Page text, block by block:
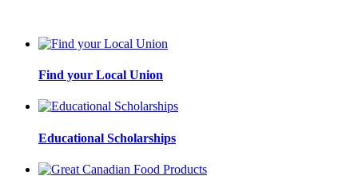
Find your Local Union
Educational Scholarships